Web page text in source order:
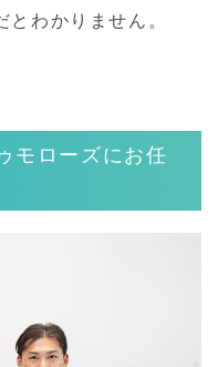
わかりません。
モローズにお任